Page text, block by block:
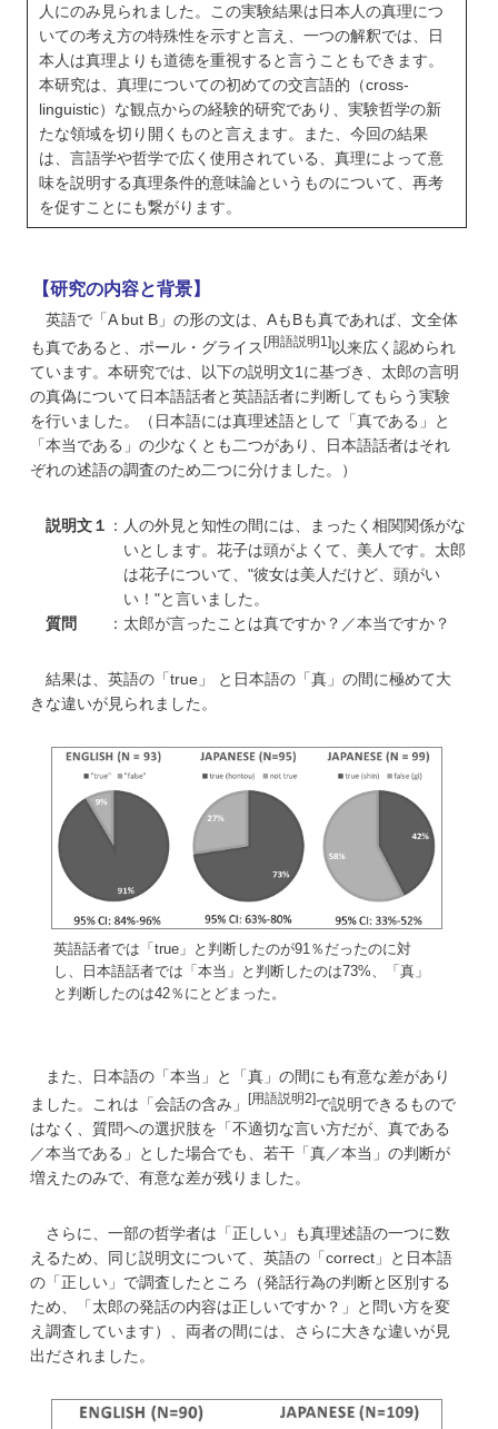
人にのみ見られました。この実験結果は日本人の真理につ
いての考え方の特殊性を示すと言え、一つの解釈では、日
本人は真理よりも道徳を重視すると言うこともできます。
本研究は、真理についての初めての交言語的（cross-
linguistic）な観点からの経験的研究であり、実験哲学の新
たな領域を切り開くものと言えます。また、今回の結果
は、言語学や哲学で広く使用されている、真理によって意
味を説明する真理条件的意味論というものについて、再考
を促すことにも繋がります。
【研究の内容と背景】
英語で「A but B」の形の文は、AもBも真であれば、文全体
も真であると、ポール・グライス[用語説明1]以来広く認められ
ています。本研究では、以下の説明文1に基づき、太郎の言明
の真偽について日本語話者と英語話者に判断してもらう実験
を行いました。（日本語には真理述語として「真である」と
「本当である」の少なくとも二つがあり、日本語話者はそれ
ぞれの述語の調査のため二つに分けました。）
説明文１ ：人の外見と知性の間には、まったく相関関係がな
いとします。花子は頭がよくて、美人です。太郎
は花子について、"彼女は美人だけど、頭がい
い！"と言いました。
質問 ：太郎が言ったことは真ですか？／本当ですか？
結果は、英語の「true」 と日本語の「真」の間に極めて大
きな違いが見られました。
英語話者では「true」と判断したのが91％だったのに対
し、日本語話者では「本当」と判断したのは73%、「真」
と判断したのは42％にとどまった。
また、日本語の「本当」と「真」の間にも有意な差があり
ました。これは「会話の含み」[用語説明2]で説明できるもので
はなく、質問への選択肢を「不適切な言い方だが、真である
／本当である」とした場合でも、若干「真／本当」の判断が
増えたのみで、有意な差が残りました。
さらに、一部の哲学者は「正しい」も真理述語の一つに数
えるため、同じ説明文について、英語の「correct」と日本語
の「正しい」で調査したところ（発話行為の判断と区別する
ため、「太郎の発話の内容は正しいですか？」と問い方を変
え調査しています）、両者の間には、さらに大きな違いが見
出だされました。